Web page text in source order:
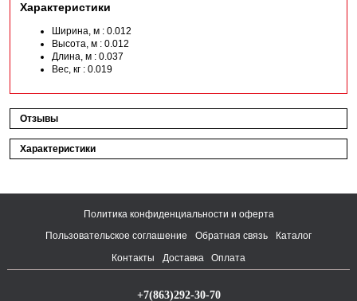
Характеристики
Ширина, м : 0.012
Высота, м : 0.012
Длина, м : 0.037
Вес, кг : 0.019
Отзывы
Характеристики
Политика конфиденциальности и оферта
Пользовательское соглашение
Обратная связь
Каталог
Контакты
Доставка Оплата
+7(863)292-30-70